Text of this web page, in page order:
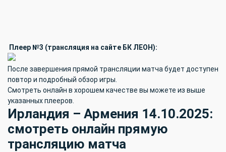
Плеер №3 (трансляция на сайте БК ЛЕОН):
После завершения прямой трансляции матча будет доступен
повтор и подробный обзор игры.
Смотреть онлайн в хорошем качестве вы можете из выше
указанных плееров.
Ирландия – Армения 14.10.2025:
смотреть онлайн прямую
трансляцию матча